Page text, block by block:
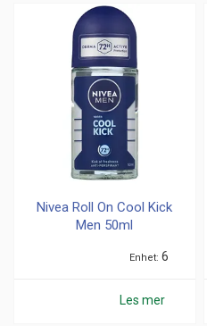
Nivea Roll On Cool Kick
Men 50ml
Enhet 6
Les mer